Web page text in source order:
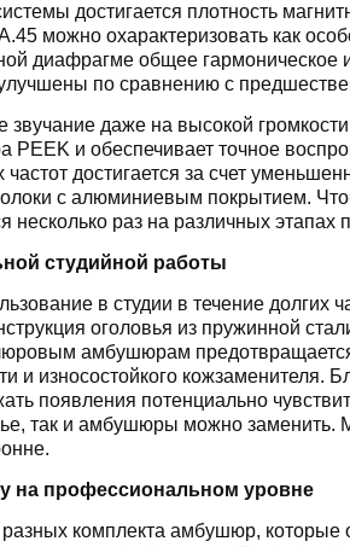
достигается плотность
можно охарактеризовать как
диафрагме общее гармоническое
по сравнению с
звучание даже на высокой
PEEK и обеспечивает точное
достигается за счет
с алюминиевым покрытием.
несколько раз на различных этапах
студийной работы
в студии в течение долгих
оголовья из пружинной
амбушюрам
и износостойкого кожзаменителя.
появления потенциально
так и амбушюры можно заменить.
на профессиональном уровне
комплекта амбушюр, которые